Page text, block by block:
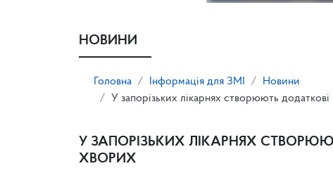
НОВИНИ
Головна Інформація для ЗМІ
Новини
У запорізьких лікарнях створюють
У ЗАПОРІЗЬКИХ ЛІКАРНЯХ
ХВОРИХ